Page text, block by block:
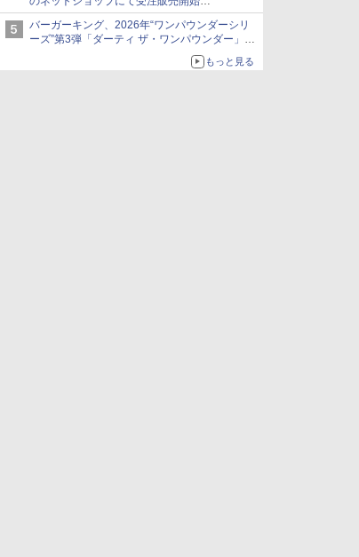
「おもちもちもちクッション」など今年だけの
限定商品が登場
バーガーキング、2026年“ワンパウンダーシリ
ーズ”第3弾「ダーティ ザ・ワンパウンダー」を
「特製ガーリックマヨソース」を使用した超大
もっと見る